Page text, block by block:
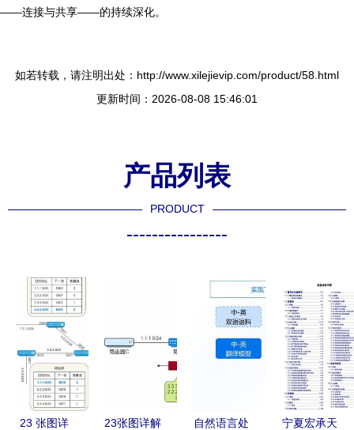
——连接与共享——的持续深化。
如若转载，请注明出处：http://www.xilejievip.com/product/58.html
更新时间：2026-08-08 15:46:01
产品列表
PRODUCT
----------------
23 张图详
23张图详解
自然语言处
宁夏宏承天